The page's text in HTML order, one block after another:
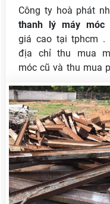
Công ty hoà phát
thanh lý máy móc
giá cao tại tphcm .
địa chỉ thu mua
móc cũ và thu mua
phát là công ty uy tín
được khách hàng
tưởng từ khi thành
đến nay. Những
máy móc tại công
nhà ở hay trong
xưởng không sử
được do oxi hoá,